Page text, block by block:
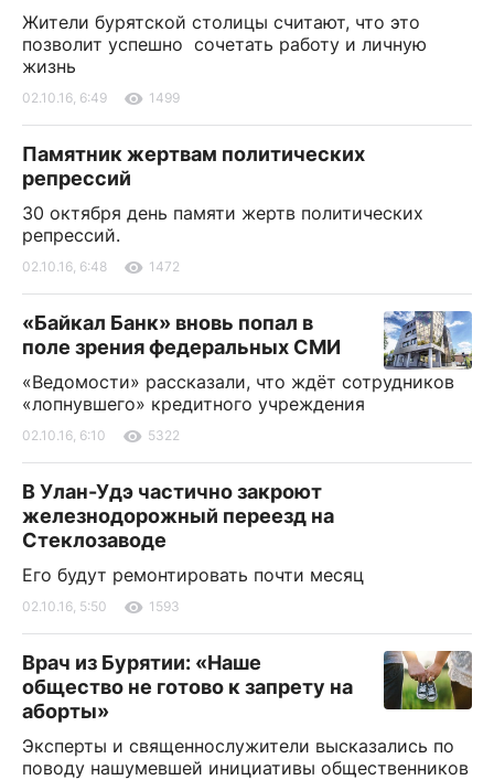
Жители бурятской столицы считают, что это
позволит успешно сочетать работу и личную
жизнь
02.10.16, 6:49 1499
Памятник жертвам политических
репрессий
30 октября день памяти жертв политических
репрессий.
02.10.16, 6:48 1472
«Байкал Банк» вновь попал в
поле зрения федеральных СМИ
«Ведомости» рассказали, что ждёт сотрудников
«лопнувшего» кредитного учреждения
02.10.16, 6:10 5322
В Улан-Удэ частично закроют
железнодорожный переезд на
Стеклозаводе
Его будут ремонтировать почти месяц
02.10.16, 5:50 1593
Врач из Бурятии: «Наше
общество не готово к запрету на
аборты»
Эксперты и священнослужители высказались по
поводу нашумевшей инициативы общественников